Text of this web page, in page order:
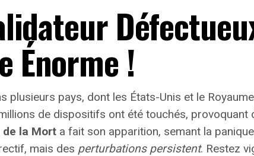
Énorme !
plusieurs pays, dont les États-Unis et le
de dispositifs ont été touchés,
de la Mort a fait son apparition, semant la
mais des perturbations persistent. Restez